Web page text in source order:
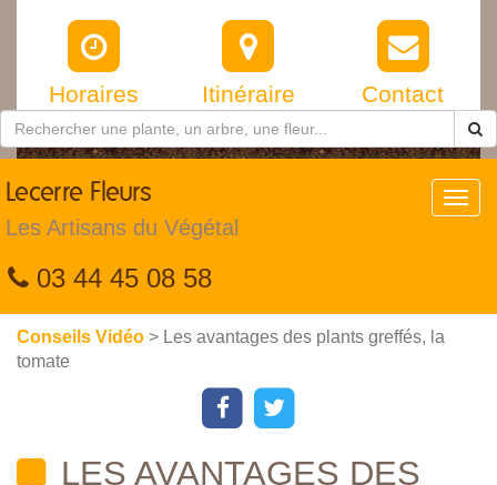
Horaires Itinéraire Contact
Lecerre Fleurs
Les Artisans du Végétal
03 44 45 08 58
Conseils Vidéo > Les avantages des plants greffés, la
tomate
LES AVANTAGES DES